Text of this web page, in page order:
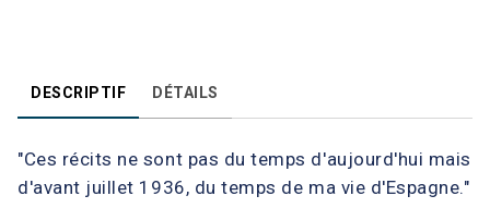
DESCRIPTIF DÉTAILS
"Ces récits ne sont pas du temps d'aujourd'hui mais
d'avant juillet 1936, du temps de ma vie d'Espagne."